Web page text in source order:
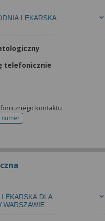
LEKARSKA
telefonicznie
kontaktu
numerdo rejestracji
DLA
WARSZAWIE